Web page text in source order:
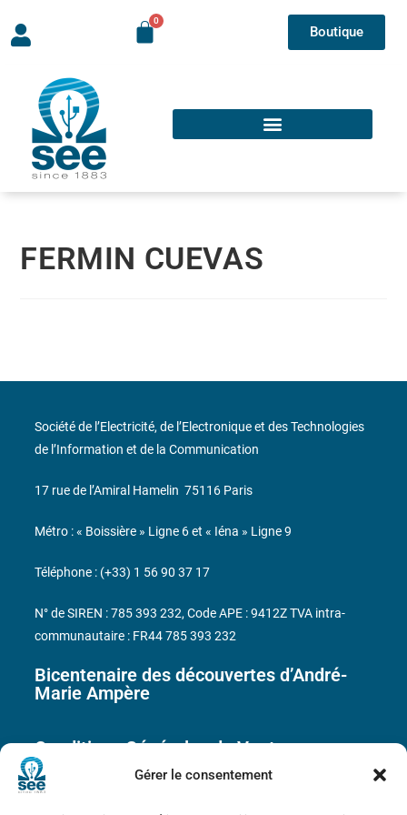
Gérer le consentement
Boutique
FERMIN CUEVAS
Bicentenaire des découvertes d’André-
Marie Ampère
Conditions Générales de Vente
Société de l’Electricité, de l’Electronique et des Technologies
de l’Information et de la Communication
17 rue de l’Amiral Hamelin 75116 Paris
Métro : « Boissière » Ligne 6 et « Iéna » Ligne 9
Téléphone : (+33) 1 56 90 37 17
N° de SIREN : 785 393 232, Code APE : 9412Z TVA intra-
communautaire : FR44 785 393 232